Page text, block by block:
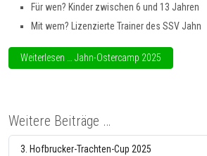
Für wen? Kinder zwischen 6 und 13 Jahren
Mit wem? Lizenzierte Trainer des SSV Jahn
Weiterlesen … Jahn-Ostercamp 2025
Weitere Beiträge …
3. Hofbrucker-Trachten-Cup 2025